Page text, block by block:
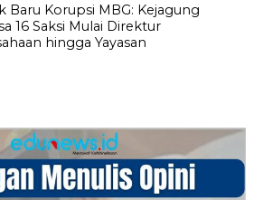
Baru Korupsi MBG: Kejagung
16 Saksi Mulai Direktur
hingga Yayasan